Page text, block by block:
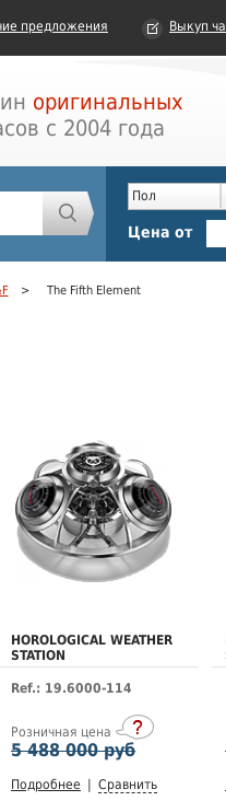
предложения Выкуп
оригинальных
с 2004 года
Пол
Цена от
> The Fifth Element
HOROLOGICAL WEATHER
STATION
Ref.: 19.6000-114
Розничная цена
5 488 000 руб
Подробнее Сравнить